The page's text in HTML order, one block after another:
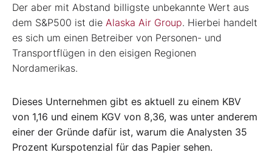
Der aber mit Abstand billigste unbekannte Wert aus
dem S&P500 ist die Alaska Air Group. Hierbei handelt
es sich um einen Betreiber von Personen- und
Transportflügen in den eisigen Regionen
Nordamerikas.
Dieses Unternehmen gibt es aktuell zu einem KBV
von 1,16 und einem KGV von 8,36, was unter anderem
einer der Gründe dafür ist, warum die Analysten 35
Prozent Kurspotenzial für das Papier sehen.